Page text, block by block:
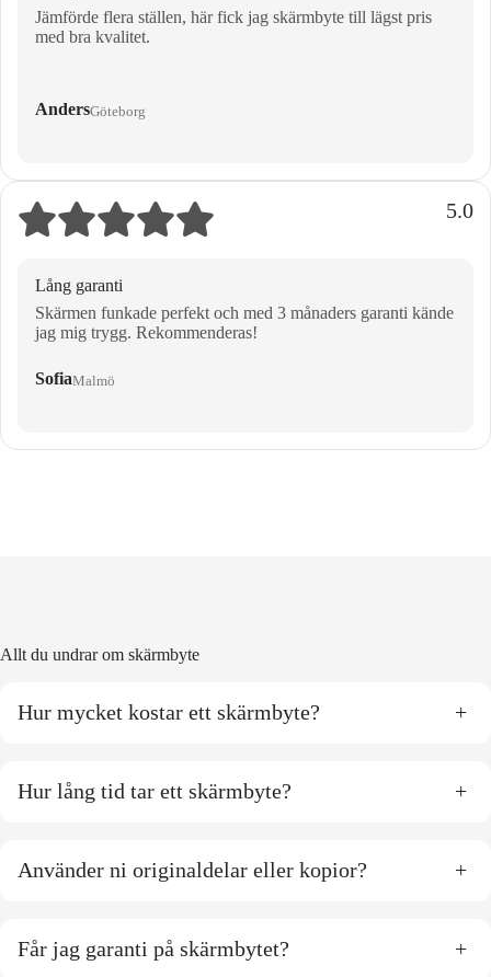
Jämförde flera ställen, här fick jag skärmbyte till lägst pris
med bra kvalitet.
AndersGöteborg
5.0
Lång garanti
Skärmen funkade perfekt och med 3 månaders garanti kände
jag mig trygg. Rekommenderas!
SofiaMalmö
Allt du undrar om skärmbyte
Hur mycket kostar ett skärmbyte? +
Hur lång tid tar ett skärmbyte? +
Använder ni originaldelar eller kopior? +
Får jag garanti på skärmbytet? +